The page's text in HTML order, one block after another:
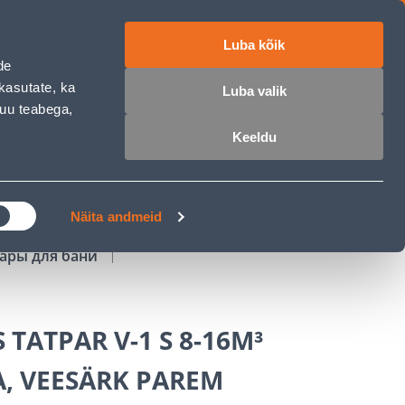
ka
teabega,
Näita andmeid
Luba kõik
Luba valik
Keeldu
для бани
TATPAR V-1 S 8-16M³
VEESÄRK PAREM